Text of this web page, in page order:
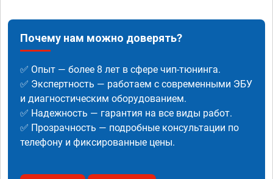
Почему нам можно доверять?
✅ Опыт — более 8 лет в сфере чип-тюнинга.
✅ Экспертность — работаем с современными ЭБУ
и диагностическим оборудованием.
✅ Надежность — гарантия на все виды работ.
✅ Прозрачность — подробные консультации по
телефону и фиксированные цены.